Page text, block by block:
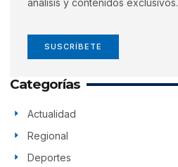
análisis y contenidos exclusivos.
SUSCRÍBETE
Categorías
Actualidad
Regional
Deportes